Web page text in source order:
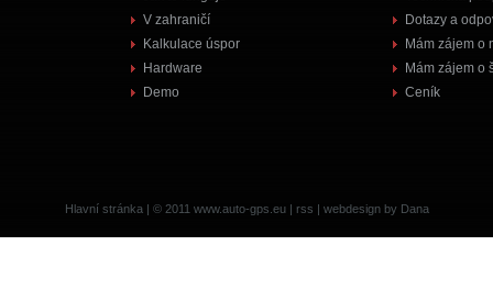
V zahraničí
Kalkulace úspor
Hardware
Demo
Dotazy a
Mám zájem o
Mám zájem o
Ceník
Hlavní stránka | © 2011 www.auto-gps.eu| rss | webdesign by Dana